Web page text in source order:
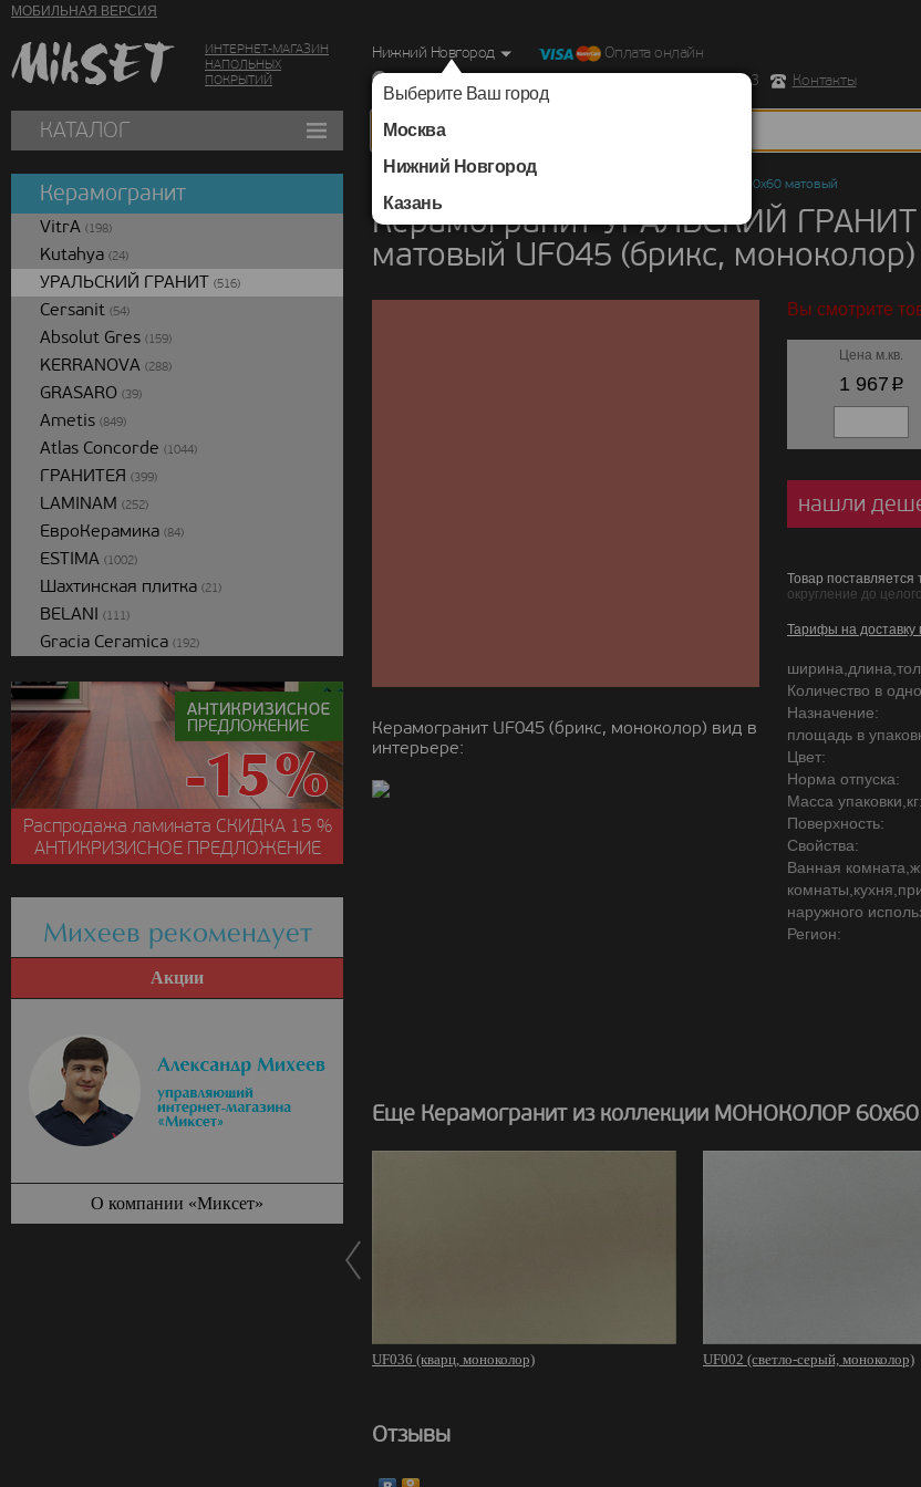
МОБИЛЬНАЯ ВЕРСИЯ
ИНТЕРНЕТ-МАГАЗИН
НАПОЛЬНЫХ
ПОКРЫТИЙ
Нижний Новгород
Выберите Ваш город
Москва
Нижний Новгород
Казань
Оплата онлайн
г. Нижний Новгород, Ул. Республиканская д.43 корпус 3
Контакты
КАТАЛОГ
МОНОКОЛОР 60х60 матовый
Керамогранит УРАЛЬСКИЙ
матовый UF045 (брикс, моноколор)
Керамогранит UF045 (брикс, моноколор) вид в
интерьере:
Вы смотрите
Цена м.кв.
1 967 p
нашли
Товар поставляется
округление до
Тарифы на доставку
Количество в
Назначение:
площадь в
Цвет:
Норма отпуска:
Масса упаковки,кг:
Поверхность:
Свойства:
Ванная
наружного
Регион:
Еще Керамогранит из коллекции МОНОКОЛОР
UF036 (кварц, моноколор) UF002 (светло-серый, моноколор)
Отзывы
Керамогранит
VitrA (198)
Kutahya (24)
УРАЛЬСКИЙ ГРАНИТ (516)
Cersanit (54)
Absolut Gres (159)
KERRANOVA (288)
GRASARO (39)
Ametis (849)
Atlas Concorde (1044)
ГРАНИТЕЯ (399)
LAMINAM (252)
ЕвроКерамика (84)
ESTIMA (1002)
Шахтинская плитка (21)
BELANI (111)
Gracia Ceramica (192)
Распродажа ламината СКИДКА15 %
АНТИКРИЗИСНОЕ ПРЕДЛОЖЕНИЕ
Михеев рекомендует
Акции
О компании «Миксет»